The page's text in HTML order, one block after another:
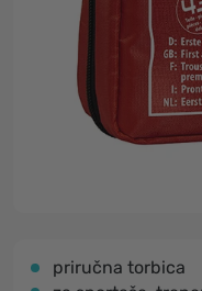
priručna torbica